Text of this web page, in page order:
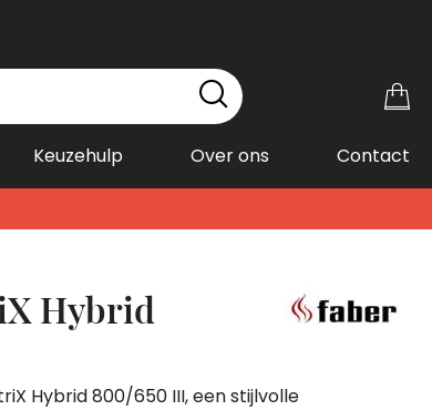
Keuzehulp Over ons Contact
Hybrid
Hybrid 800/650 III, een stijlvolle